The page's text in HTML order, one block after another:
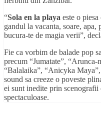
“Sola en la playa este o
gandul la vacanta, soare, apa,
bucura-te de magia verii”,
Fie ca vorbim de balade pop
precum “Jumatate”,
“Balalaika”, “Anicyka
sound sa creeze o poveste
ei sunt inedite prin scenografii
spectaculoase.